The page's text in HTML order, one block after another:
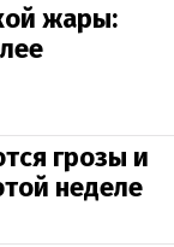
жары:
грозы и
неделе